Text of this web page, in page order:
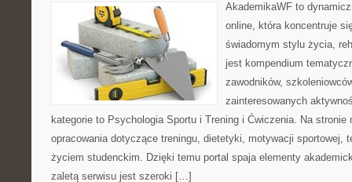
AkademikaWF to
online, która koncentruje
świadomym stylu życia,
jest kompendium
zawodników,
zainteresowanych
kategorie to Psychologia Sportu i Trening i Ćwiczenia. Na stronie
opracowania dotyczące treningu, dietetyki, motywacji sportowej,
życiem studenckim. Dzięki temu portal spaja elementy
zaletą serwisu jest szeroki […]